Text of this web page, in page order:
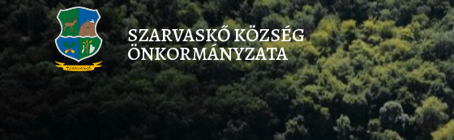
SZARVASKŐ KÖZSÉG
ÖNKORMÁNYZATA